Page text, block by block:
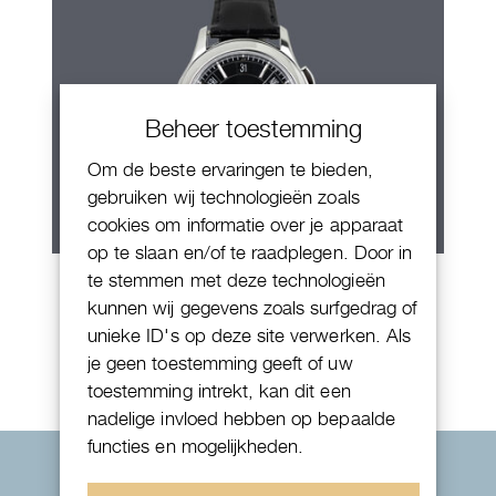
Beheer toestemming
Om de beste ervaringen te bieden,
gebruiken wij technologieën zoals
cookies om informatie over je apparaat
op te slaan en/of te raadplegen. Door in
te stemmen met deze technologieën
kunnen wij gegevens zoals surfgedrag of
unieke ID's op deze site verwerken. Als
je geen toestemming geeft of uw
toestemming intrekt, kan dit een
nadelige invloed hebben op bepaalde
functies en mogelijkheden.
Patek Philippe Annual Calendar
Chornograaf